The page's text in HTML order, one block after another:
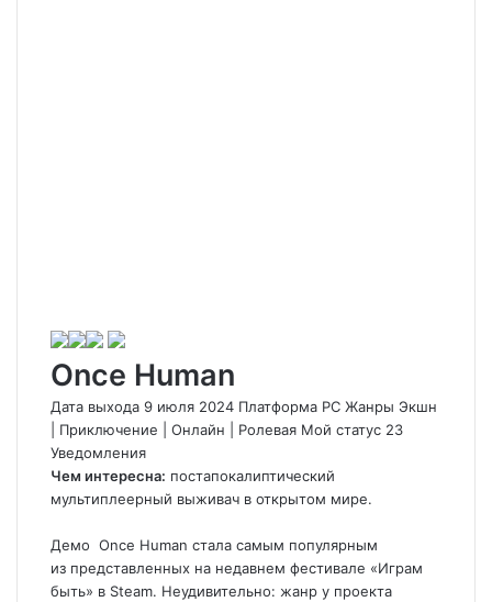
Once Human
Дата выхода 9 июля 2024 Платформа PC Жанры Экшн
Приключение Онлайн Ролевая Мой статус 23
Уведомления
Чем интересна: постапокалиптический
мультиплеерный выживач в открытом мире.
Демо Once Human стала самым популярным
из представленных на недавнем фестивале «Играм
быть» в Steam. Неудивительно: жанр у проекта